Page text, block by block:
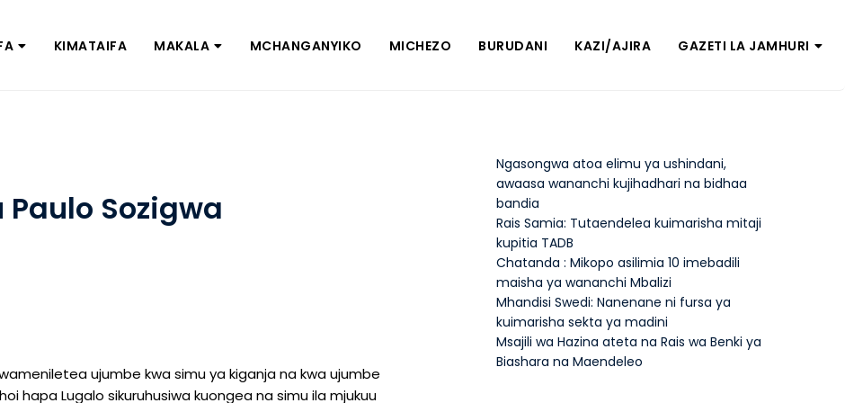
KIMATAIFA MAKALA MCHANGANYIKO MICHEZO BURUDANI KAZI/AJIRA GAZETI LA JAMHURI
Sozigwa
ujumbe kwa simu ya kiganja na kwa ujumbe
hapa Lugalo sikuruhusiwa kuongea na simu ila mjukuu
Ngasongwa atoa elimu ya ushindani,
awaasa wananchi kujihadhari na bidhaa
bandia
Rais Samia: Tutaendelea kuimarisha mitaji
kupitia TADB
Chatanda : Mikopo asilimia 10 imebadili
maisha ya wananchi Mbalizi
Mhandisi Swedi: Nanenane ni fursa ya
kuimarisha sekta ya madini
Msajili wa Hazina ateta na Rais wa Benki ya
Biashara na Maendeleo